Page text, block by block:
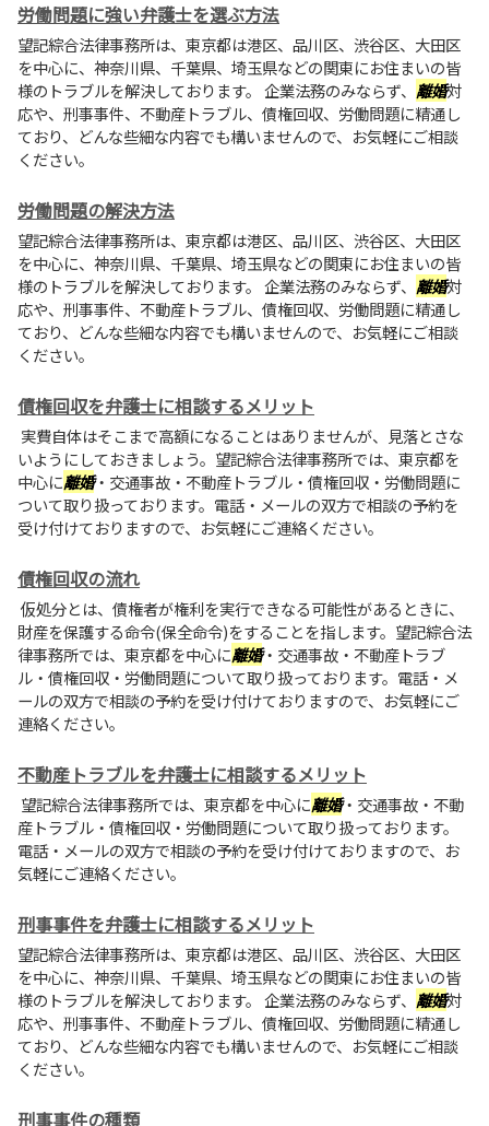
労働問題に強い弁護士を選ぶ方法
望記綜合法律事務所は、東京都は港区、品川区、渋谷区、大田区
を中心に、神奈川県、千葉県、埼玉県などの関東にお住まいの皆
様のトラブルを解決しております。 企業法務のみならず、 離婚対
応や、刑事事件、不動産トラブル、債権回収、労働問題に精通し
ており、どんな些細な内容でも構いませんので、お気軽にご相談
ください。
労働問題の解決方法
望記綜合法律事務所は、東京都は港区、品川区、渋谷区、大田区
を中心に、神奈川県、千葉県、埼玉県などの関東にお住まいの皆
様のトラブルを解決しております。 企業法務のみならず、 離婚対
応や、刑事事件、不動産トラブル、債権回収、労働問題に精通し
ており、どんな些細な内容でも構いませんので、お気軽にご相談
ください。
債権回収を弁護士に相談するメリット
実費自体はそこまで高額になることはありませんが、見落とさな
いようにしておきましょう。望記綜合法律事務所では、東京都を
中心に離婚・交通事故・不動産トラブル・債権回収・労働問題に
ついて取り扱っております。電話・メールの双方で相談の予約を
受け付けておりますので、お気軽にご連絡ください。
債権回収の流れ
仮処分とは、債権者が権利を実行できなる可能性があるときに、
財産を保護する命令(保全命令)をすることを指します。望記綜合法
律事務所では、東京都を中心に離婚・交通事故・不動産トラブ
ル・債権回収・労働問題について取り扱っております。電話・メ
ールの双方で相談の予約を受け付けておりますので、お気軽にご
連絡ください。
不動産トラブルを弁護士に相談するメリット
望記綜合法律事務所では、東京都を中心に離婚・交通事故・不動
産トラブル・債権回収・労働問題について取り扱っております。
電話・メールの双方で相談の予約を受け付けておりますので、お
気軽にご連絡ください。
刑事事件を弁護士に相談するメリット
望記綜合法律事務所は、東京都は港区、品川区、渋谷区、大田区
を中心に、神奈川県、千葉県、埼玉県などの関東にお住まいの皆
様のトラブルを解決しております。 企業法務のみならず、 離婚対
応や、刑事事件、不動産トラブル、債権回収、労働問題に精通し
ており、どんな些細な内容でも構いませんので、お気軽にご相談
ください。
刑事事件の種類